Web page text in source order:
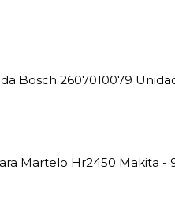
Bosch 2607010079
Martelo Hr2450 Makita -